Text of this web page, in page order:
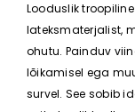
Looduslik
lateksmaterjalist,
ohutu. Painduv
lõikamisel ega
survel. See sobib